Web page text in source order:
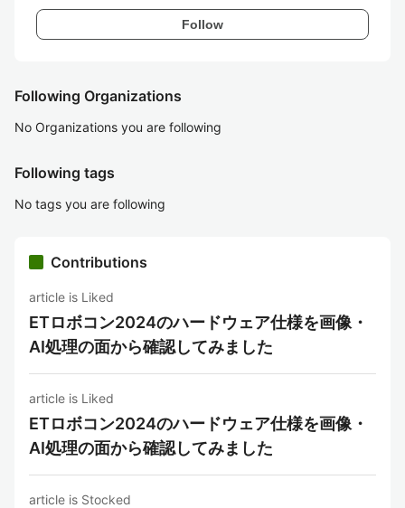
Follow
Following Organizations
No Organizations you are following
Following tags
No tags you are following
Contributions
article is Liked
ETロボコン2024のハードウェア仕様を画像・
AI処理の面から確認してみました
article is Liked
ETロボコン2024のハードウェア仕様を画像・
AI処理の面から確認してみました
article is Stocked